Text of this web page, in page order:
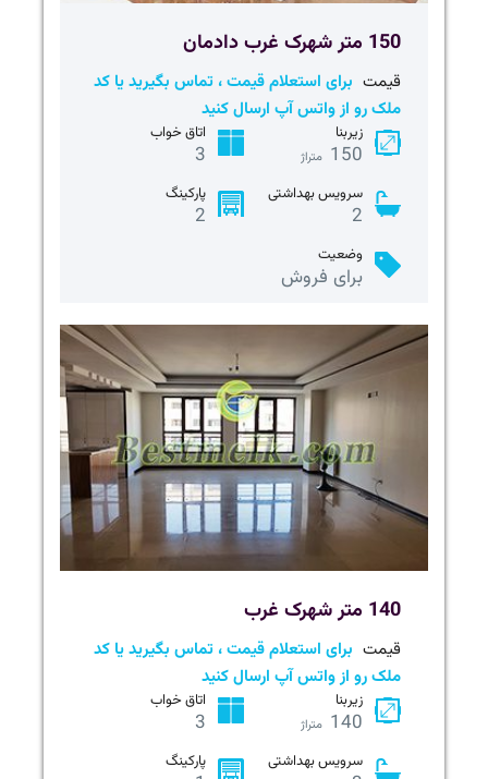
150 متر شهرک غرب دادمان
قیمت برای استعلام قیمت ، تماس بگیرید یا کد
ملک رو از واتس آپ ارسال کنید
زیربنا
150 متراژ
اتاق خواب
3
سرویس بهداشتی
2
پارکینگ
2
وضعیت
برای فروش
140 متر شهرک غرب
قیمت برای استعلام قیمت ، تماس بگیرید یا کد
ملک رو از واتس آپ ارسال کنید
زیربنا
140 متراژ
اتاق خواب
3
سرویس بهداشتی پارکینگ